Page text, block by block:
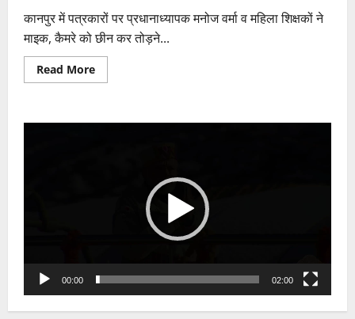
कानपुर में पत्रकारों पर प्रधानाध्यापक मनोज वर्मा व महिला शिक्षकों ने
माइक, कैमरे को छीन कर तोड़ने...
Read MoreRead
more
महिला
का
प्रयास
00:00 02:00